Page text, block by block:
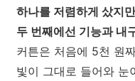
하나를 저렴하게 샀지만
두 번째에선 기능과 내
커튼은 처음에 5천 원
빛이 그대로 들어와 눈